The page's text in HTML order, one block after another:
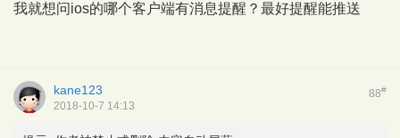
我就想问ios的哪个客户端有消息提醒？最好提醒能推送
88#
kane123
2018-10-7 14:13